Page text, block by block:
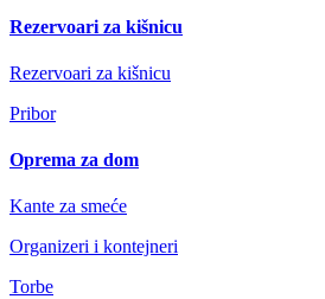
Rezervoari za kišnicu
Rezervoari za kišnicu
Pribor
Oprema za dom
Kante za smeće
Organizeri i kontejneri
Torbe